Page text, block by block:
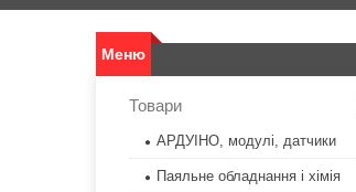
Товари
АРДУІНО, модулі, датчики
Паяльне обладнання і хімія